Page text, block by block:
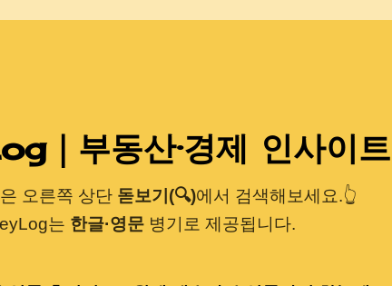
기본 콘텐츠로 건너뛰기
｜부동산·경제 인사이트
오른쪽 상단돋보기(🔍)에서 검색해보세요.👆
는 한글·영문 병기로 제공됩니다.